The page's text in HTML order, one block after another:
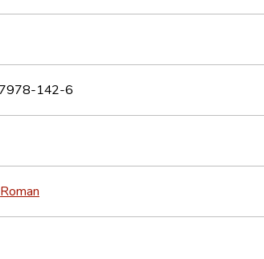
142-6
Roman